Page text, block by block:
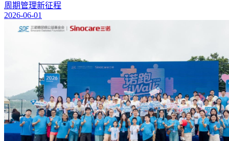
周期管理新征程
2026-06-01